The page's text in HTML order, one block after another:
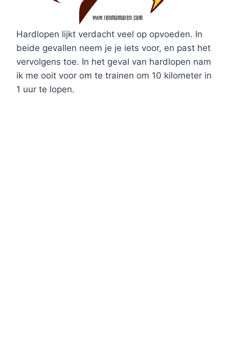
Hardlopen lijkt verdacht veel op opvoeden. In
beide gevallen neem je je iets voor, en past het
vervolgens toe. In het geval van hardlopen nam
ik me ooit voor om te trainen om 10 kilometer in
1 uur te lopen.